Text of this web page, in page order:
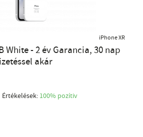
iPhone XR
White - 2 év Garancia, 30 nap
akár
Értékelések: 100% pozítiv